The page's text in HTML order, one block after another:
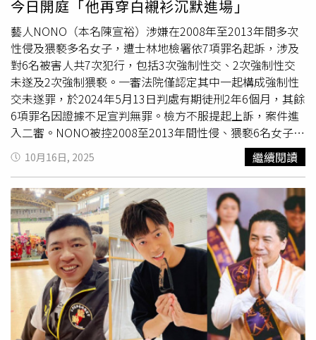
影片喊冤，表示自己遭到李雨禧控訴性騷，但因為告不了刑
事，所以對方只好轉告民事，沒想到法官卻要他賠償李雨禧
10萬元。多米多羅憤怒表示，以為對方只有「垃圾證據」是
要怎麼告，沒想到官司竟然輸掉，無奈表示「打官司的這2
年，我只覺得台灣司法真的可悲。」多米多羅表示，當時和
李雨禧合作「痴女企劃」對方借住他家，甚至到浴室泡澡，
把浴室弄得嗶嗶叫，他才會說再這樣我就衝進去洗鴛鴦浴，
但法官卻以此認定他有言語性騷。另外，最令多米多羅感到
傻眼的是那部短片，當時很明顯是女方自己「帶球撞人」，
但法官卻判是他主動去接近女方，還稱他有搭女方的肩，但
影片根本沒這畫面，讓他懷疑人生，直說法官看世界的方式
真的跟大家都不一樣。當時他也強調，會繼續上訴，但律師
費真的是很貴，希望大家能夠斗內幫助他。影片曝光後有許
多網友紛紛捐錢，從30元到3000元都有，喊話加油。沒想
到，全案竟是反轉又反轉，今年10月15日，上訴結果出
爐，法官在審酌證據以及勘驗影片以後，認定李雨禧未能舉
證證明侵權行為確實存在，依法應予駁回其請求上訴人給付
精神慰撫金10萬元。
今日開庭「他再穿白襯衫沉默進場」
藝人NONO（本名陳宣裕）涉嫌在2008年至2013年間多次
性侵及猥褻多名女子，遭士林地檢署依7項罪名起訴，涉及
對6名被害人共7次犯行，包括3次強制性交、2次強制性交
未遂及2次強制猥褻。一審法院僅認定其中一起構成強制性
交未遂罪，於2024年5月13日判處有期徒刑2年6個月，其餘
6項罪名因證據不足宣判無罪。檢方不服提起上訴，案件進
入二審。NONO被控2008至2013年間性侵、猥褻6名女子，
檢方起訴7項罪名，一審僅認定1罪成立，案件進入二審審理
階段。（圖／報系資料照）台灣高等法院今（16）日下午首
度開庭，NONO在律師陪同下現身，仍以與一審相同的「白
襯衫搭黑西裝褲」穿著出庭。面對媒體詢問「是否仍要拚全
部無罪？」、「對追加起訴有何回應？」他全程沉默、不發
一語，隨後步入法庭。根據起訴書及一審判決內容，法院唯
一認定有罪的案件發生於2011年。當時NONO在節目錄影
結束後，藉口要載演藝圈晚輩C女回家，卻將車開往大稻埕
河堤停車場。過程中，他強行擁抱並親吻對方，隨後把C女
拖進後座關上車門，扯開其襯衫、試圖解開內衣並脫去內
褲，甚至拉下自己褲子將C女抱至大腿摩擦。C女多次反抗
並驚恐求饒後，他才罷手離開。一審法官痛批，NONO身為
10月16日, 2025 繼續閱讀